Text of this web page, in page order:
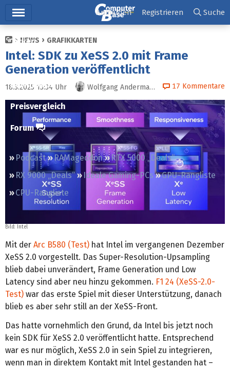
Ticker
Tests
Downloads
Preisvergleich
Forum
Podcast RAMageddon
RTX 5000 „Deals“
RX 9000 „Deals“
Ideale Gaming-PCs
GPU-Rangliste
CPU-Rangliste
Anmelden Registrieren Suche
NEWS GRAFIKKARTEN
Intel: SDK zu XeSS 2.0 mit Frame
Generation veröffentlicht
18.3.2025 13:34 Uhr Wolfgang Andermahr 17 Kommentare
Bild: Intel
Mit der Arc B580 (Test) hat Intel im vergangenen Dezember
XeSS 2.0 vorgestellt. Das Super-Resolution-Upsampling
blieb dabei unverändert, Frame Generation und Low
Latency sind aber neu hinzu gekommen. F1 24 (XeSS-2.0-
Test) war das erste Spiel mit dieser Unterstützung, danach
blieb es aber sehr still an der XeSS-Front.
Das hatte vornehmlich den Grund, da Intel bis jetzt noch
kein SDK für XeSS 2.0 veröffentlicht hatte. Entsprechend
war es nur möglich, XeSS 2.0 in sein Spiel zu integrieren,
wenn man in direktem Kontakt mit Intel gestanden hat –